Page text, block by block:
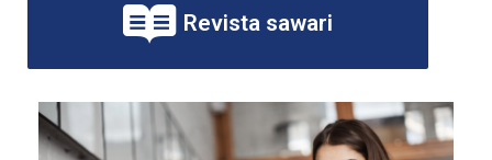
Revista sawari